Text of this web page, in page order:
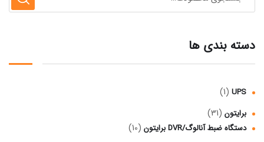
دسته بندی ها
UPS
(1)
برایتون (31)
دستگاه ضبط آنالوگ/DVR برایتون (10)